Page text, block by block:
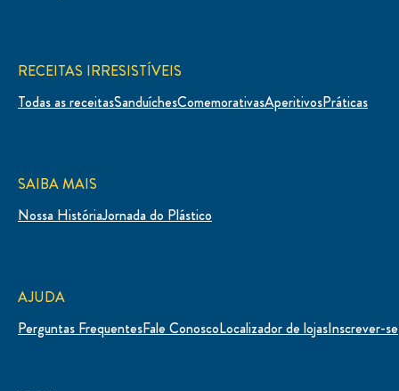
RECEITAS IRRESISTÍVEIS
Todas as receitasSanduíchesComemorativasAperitivosPráticas
SAIBA MAIS
Nossa HistóriaJornada do Plástico
AJUDA
Perguntas FrequentesFale ConoscoLocalizador de lojasInscrever-se